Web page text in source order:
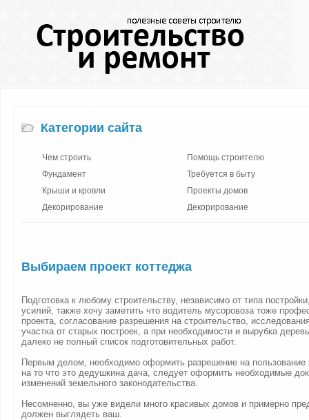
Категории сайта
Чем строить
Фундамент
Крыши и кровли
Декорирование
Помощь строителю
Требуется в быту
Проекты домов
Декорирование
Выбираем проект коттеджа
Подготовка к любому строительству, независимо от типа
усилий, также хочу заметить что водитель мусоровоза тоже
проекта, согласование разрешения на строительство,
участка от старых построек, а при необходимости и вырубка
далеко не полный список подготовительных работ.
Первым делом, необходимо оформить разрешение на пользование
на то что это дедушкина дача, следует оформить необходимые
изменений земельного законодательства.
Несомненно, вы уже видели много красивых домов и примерно
должен выглядеть ваш.